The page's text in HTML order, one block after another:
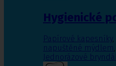
Hygienické
Papírové kapesníky,
napuštěné mýdlem,
Jednorázové